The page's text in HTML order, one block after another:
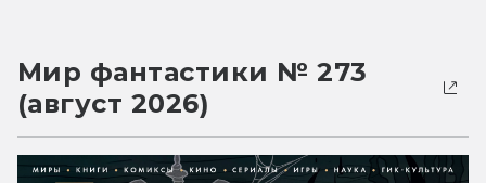
Мир фантастики № 273
(август 2026)